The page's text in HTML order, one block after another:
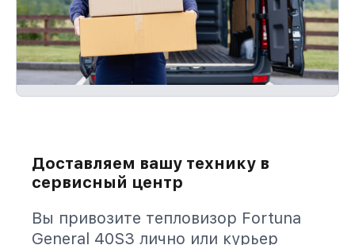
Доставляем вашу технику в
сервисный центр
Вы привозите тепловизор Fortuna
General 40S3 лично или курьер